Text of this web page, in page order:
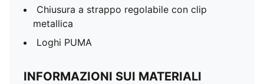
Chiusura a strappo regolabile con clip
metallica
Loghi PUMA
INFORMAZIONI SUI MATERIALI